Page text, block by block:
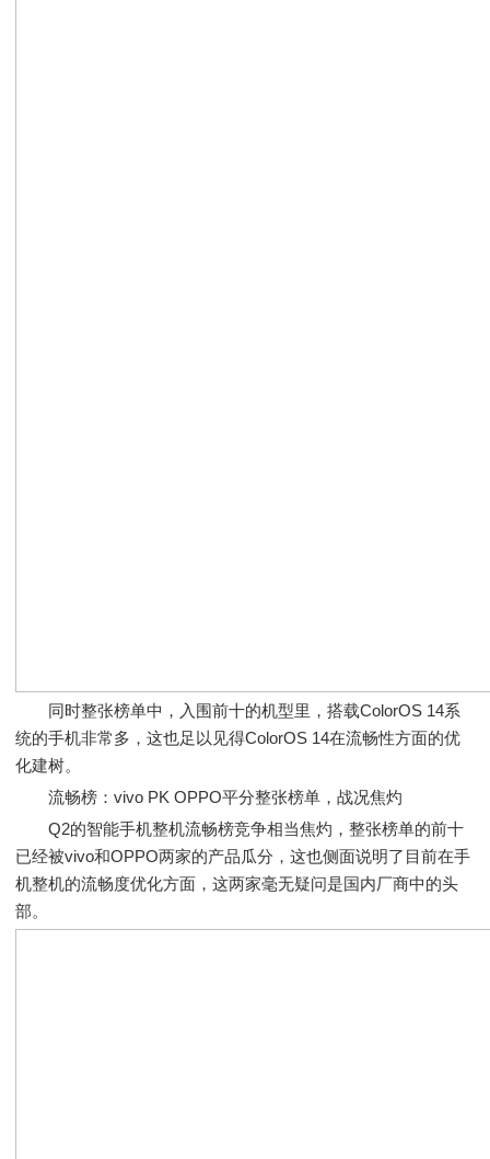
同时整张榜单中，入围前十的机型里，搭载ColorOS 14系
统的手机非常多，这也足以见得ColorOS 14在流畅性方面的优
化建树。
流畅榜：vivo PK OPPO平分整张榜单，战况焦灼
Q2的智能手机整机流畅榜竞争相当焦灼，整张榜单的前十
已经被vivo和OPPO两家的产品瓜分，这也侧面说明了目前在手
机整机的流畅度优化方面，这两家毫无疑问是国内厂商中的头
部。